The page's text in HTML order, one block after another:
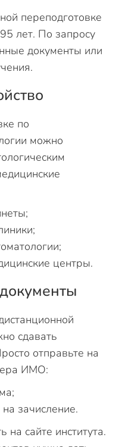
переподготовке
лет. По запросу
документы или
по
можно
центры.
сдавать
отправьте на
ИМО:
зачисление.
на сайте института.